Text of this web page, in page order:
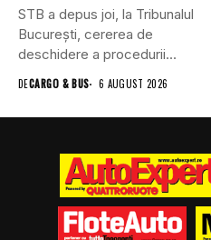
STB a depus joi, la Tribunalul
Bucureşti, cererea de
deschidere a procedurii...
DECARGO & BUS 6 AUGUST 2026